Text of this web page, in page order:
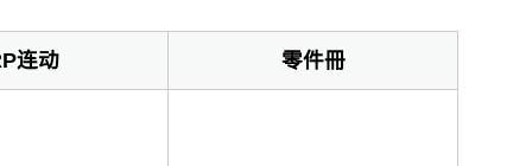
连动 零件冊